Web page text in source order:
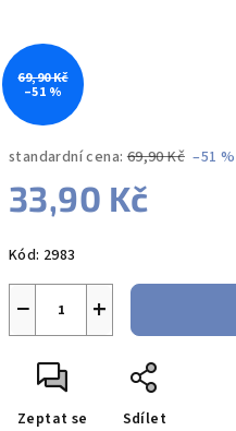
standardní cena: 69,90 Kč –51 %
33,90 Kč
cena:
Kód: 2983
+
−
Zeptat se Sdílet
69,90 Kč
–51 %